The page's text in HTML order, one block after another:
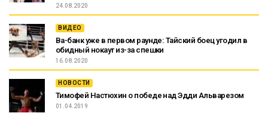
24.08.2020
ВИДЕО
Ва-банк уже в первом раунде: Тайский боец угодил в
обидный нокаут из-за спешки
16.08.2020
НОВОСТИ
Тимофей Настюхин о победе над Эдди Альварезом
01.04.2019